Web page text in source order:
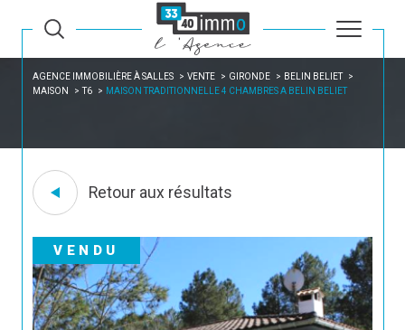
AGENCE IMMOBILIÈRE À SALLES VENTE GIRONDE
BELIN BELIET
MAISON
T6 MAISON TRADITIONNELLE 4 CHAMBRES A BELIN BELIET
Retour aux résultats
VENDU